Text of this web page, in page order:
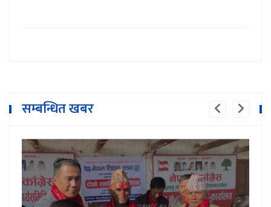
सम्बन्धित खबर